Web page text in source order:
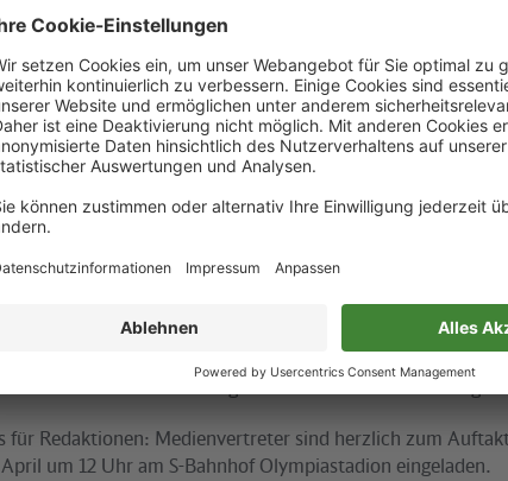
Am Dienstag, dem 29. April zwischen 12 und 17 Uhr.
Bahnhof Olympiastadion im Bereich der Sonderbahnsteige/
Jesse-Owens-Allee (S-Bahnhof - Ausgang Flatowallee).
des Ein- und Ausrollens an S-Bahn und Bus, Gespräch
Fahrgäste und ihrer Begleiter.
hoffen, dass möglichst viele Teilnehmer
die Nutzung von S-Bahn und Bus zu trainieren,
und Erfahrungen auszutauschen.
Olympiastadion liegt an den Linien S75 und S9 nach
erschlossen. Auf Bahnsteigebene steht ein
für Redaktionen: Medienvertreter sind herzlich zum
um 12 Uhr am S-Bahnhof Olympiastadion eingeladen.